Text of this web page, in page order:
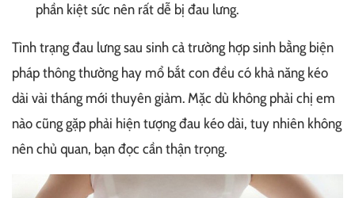
phần kiệt sức nên rất dễ bị đau lưng.
Tình trạng đau lưng sau sinh cả trường hợp sinh bằng biện
pháp thông thường hay mổ bắt con đều có khả năng kéo
dài vài tháng mới thuyên giảm. Mặc dù không phải chị em
nào cũng gặp phải hiện tượng đau kéo dài, tuy nhiên không
nên chủ quan, bạn đọc cần thận trọng.